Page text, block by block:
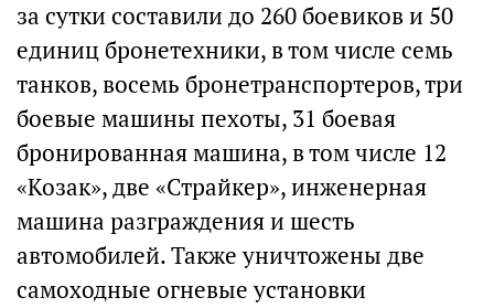
за сутки составили до 260 боевиков и 50
единиц бронетехники, в том числе семь
танков, восемь бронетранспортеров, три
боевые машины пехоты, 31 боевая
бронированная машина, в том числе 12
«Козак», две «Страйкер», инженерная
машина разграждения и шесть
автомобилей. Также уничтожены две
самоходные огневые установки